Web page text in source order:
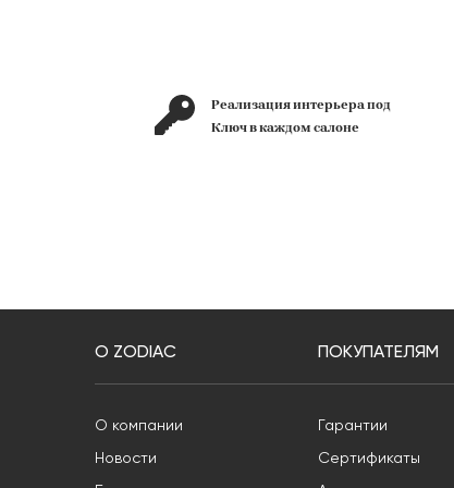
Реализация интерьера под
Ключ в каждом салоне
О ZODIAC ПОКУПАТЕЛЯМ
О компании
Новости
Гарантии
Сертификаты